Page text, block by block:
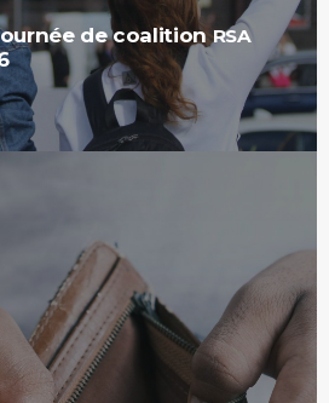
de coalitionRSA